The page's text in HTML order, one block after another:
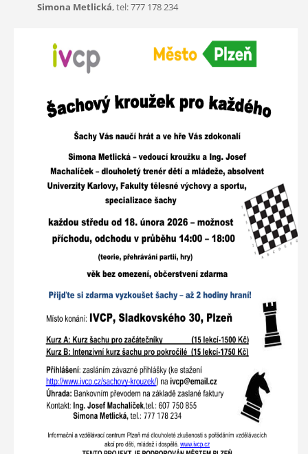
Simona Metlická, tel: 777 178 234